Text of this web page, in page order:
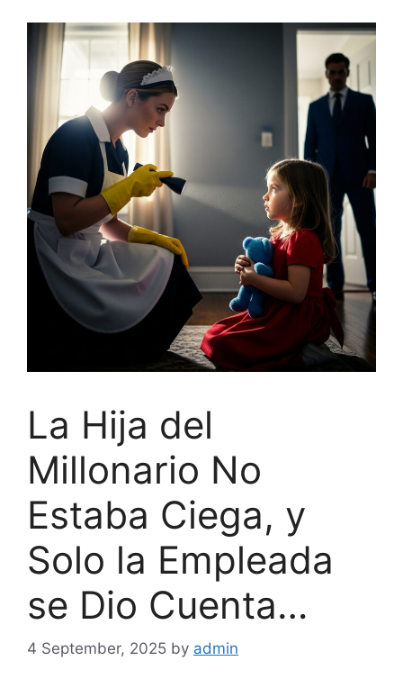
La Hija del
Millonario No
Estaba Ciega, y
Solo la Empleada
se Dio Cuenta…
4 September, 2025 by admin